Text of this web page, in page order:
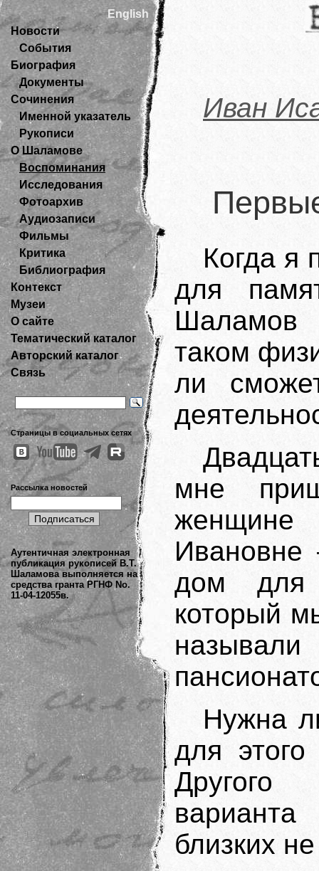
English
Новости
События
Биография
Документы
Сочинения
Именной указатель
Рукописи
О Шаламове
Воспоминания
Исследования
Фотоархив
Аудиозаписи
Фильмы
Критика
Библиография
Контекст
Музеи
О сайте
Тематический каталог
Авторский каталог
Связь
Страницы в социальных сетях
Рассылка новостей
Аутентичная электронная
публикация рукописей В.Т.
Шаламова выполняется на
средства гранта РГНФ No.
11-04-12055в.
Иван
Когда я
для
Шаламов
таком
ли
мне
женщине
дом для
который
Нужна
для
Другого
близких